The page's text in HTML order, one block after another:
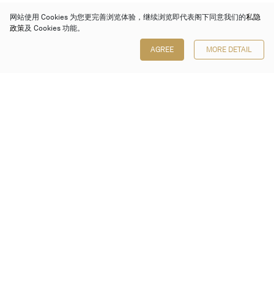
网站使用 Cookies 为您更完善浏览体验，继续浏览即代表阁下同意我们的私隐
政策及 Cookies 功能。
AGREE MORE DETAIL